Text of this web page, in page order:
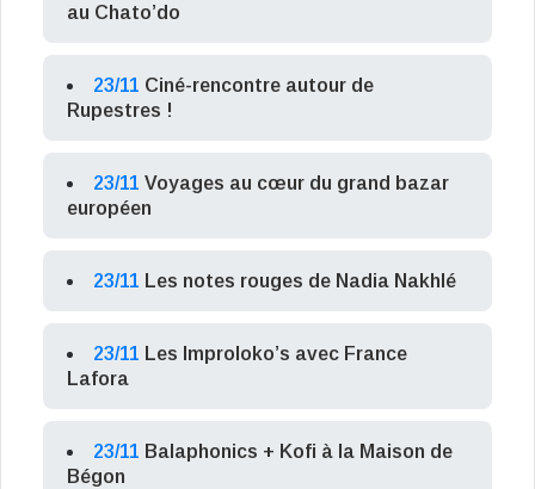
au Chato’do
23/11 Ciné-rencontre autour de
Rupestres !
23/11 Voyages au cœur du grand bazar
européen
23/11 Les notes rouges de Nadia Nakhlé
23/11 Les Improloko’s avec France
Lafora
23/11 Balaphonics + Kofi à la Maison de
Bégon